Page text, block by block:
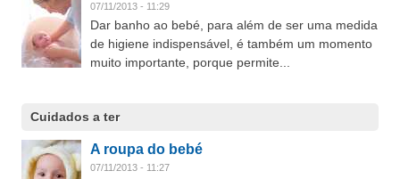
07/11/2013 - 11:29
Dar banho ao bebé, para além de ser uma medida
de higiene indispensável, é também um momento
muito importante, porque permite...
Cuidados a ter
A roupa do bebé
07/11/2013 - 11:27